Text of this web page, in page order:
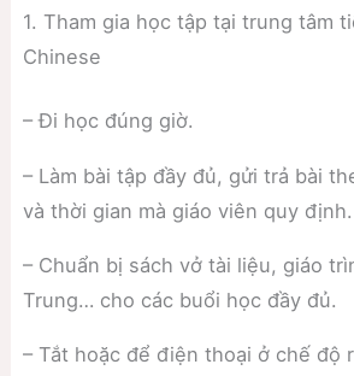
1. Tham gia học tập tại trung tâm
Chinese
– Đi học đúng giờ.
– Làm bài tập đầy đủ, gửi trả bài
và thời gian mà giáo viên quy định.
– Chuẩn bị sách vở tài liệu, giáo
Trung… cho các buổi học đầy đủ.
– Tắt hoặc để điện thoại ở chế độ